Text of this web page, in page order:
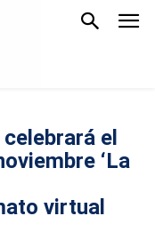
el
‘La
virtual